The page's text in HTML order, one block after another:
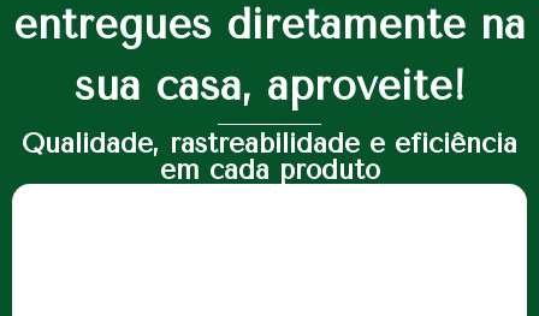
entregues diretamente na
sua casa, aproveite!
Qualidade, rastreabilidade e eficiência
em cada produto